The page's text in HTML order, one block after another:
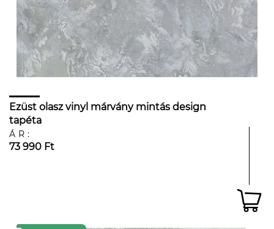
Ezüst olasz vinyl márvány mintás design
tapéta
ÁR:
73 990 Ft